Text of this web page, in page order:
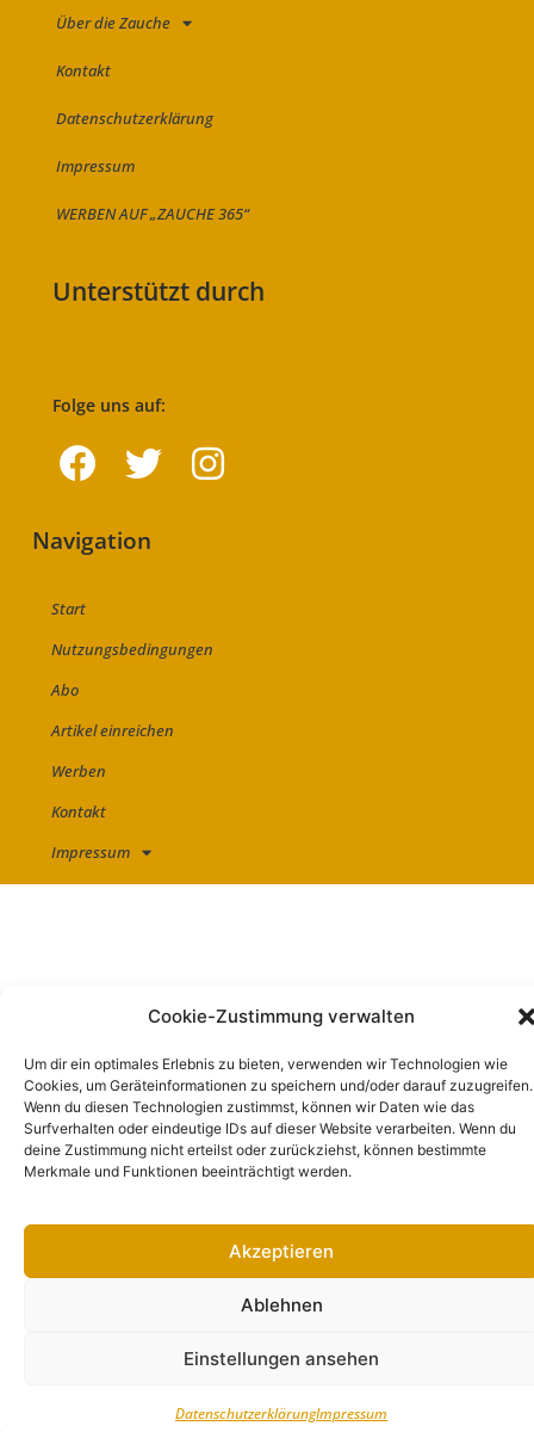
Cookie-Zustimmung verwalten
Um dir ein optimales Erlebnis zu bieten, verwenden wir Technologien wie
Cookies, um Geräteinformationen zu speichern und/oder darauf zuzugreifen.
Wenn du diesen Technologien zustimmst, können wir Daten wie das
Surfverhalten oder eindeutige IDs auf dieser Website verarbeiten. Wenn du
deine Zustimmung nicht erteilst oder zurückziehst, können bestimmte
Merkmale und Funktionen beeinträchtigt werden.
Akzeptieren
Ablehnen
Einstellungen ansehen
DatenschutzerklärungImpressum
Über die Zauche
Kontakt
Datenschutzerklärung
Impressum
WERBEN AUF „ZAUCHE 365“
Unterstützt durch
Folge uns auf:
Navigation
Start
Nutzungsbedingungen
Abo
Artikel einreichen
Werben
Kontakt
Impressum